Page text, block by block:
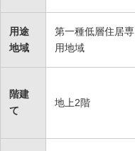
用途
地域
第一種低層住居専
用地域
階建
て
地上2階